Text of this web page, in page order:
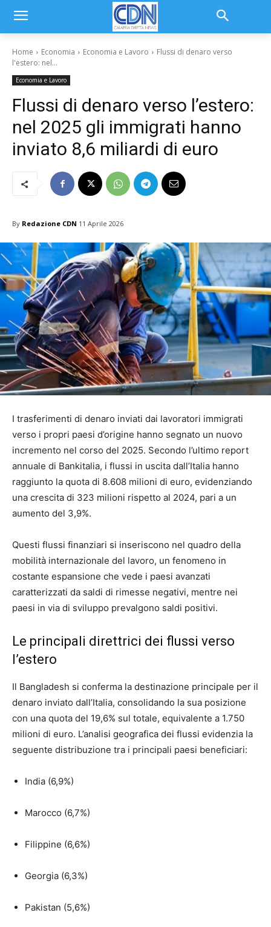
Home Economia Economia e Lavoro
Flussi di denaro verso
l'estero: nel...
Economia e Lavoro
Flussi di denaro verso l’estero:
nel 2025 gli immigrati hanno
inviato 8,6 miliardi di euro
By Redazione CDN 11 Aprile 2026
I trasferimenti di denaro inviati dai lavoratori immigrati
verso i propri paesi d’origine hanno segnato un nuovo
incremento nel corso del 2025. Secondo l’ultimo report
annuale di Bankitalia, i flussi in uscita dall’Italia hanno
raggiunto la quota di 8.608 milioni di euro, evidenziando
una crescita di 323 milioni rispetto al 2024, pari a un
aumento del 3,9%.
Questi flussi finanziari si inseriscono nel quadro della
mobilità internazionale del lavoro, un fenomeno in
costante espansione che vede i paesi avanzati
caratterizzati da saldi di rimesse negativi, mentre nei
paesi in via di sviluppo prevalgono saldi positivi.
Le principali direttrici dei flussi verso
l’estero
Il Bangladesh si conferma la destinazione principale per il
denaro inviato dall’Italia, consolidando la sua posizione
con una quota del 19,6% sul totale, equivalente a 1.750
milioni di euro. L’analisi geografica dei flussi evidenzia la
seguente distribuzione tra i principali paesi beneficiari:
India (6,9%)
Marocco (6,7%)
Filippine (6,6%)
Georgia (6,3%)
Pakistan (5,6%)